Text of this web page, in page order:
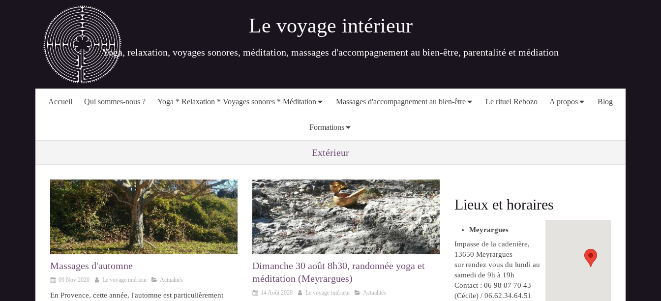
Le voyage intérieur
Yoga, relaxation, voyages sonores, méditation, massages d'accompagnement au bien-être, parentalité et médiation
Accueil Qui sommes-nous ? Yoga * Relaxation * Voyages sonores * Méditation Massages d'accompagnement au bien-être Le rituel Rebozo A propos Blog
Formations
Extérieur
Massages d'automne
09 Nov 2020 Le voyage intérieur Actualités
En Provence, cette année, l'automne est particulièrement
Dimanche 30 août 8h30, randonnée yoga et
méditation (Meyrargues)
14 Août 2020 Le voyage intérieur Actualités
Lieux et horaires
Meyrargues
Impasse de la cadenière,
13650 Meyrargues
sur rendez vous du lundi au
samedi de 9h à 19h
Contact : 06 98 07 70 43
(Cécile) / 06.62.34.64.51